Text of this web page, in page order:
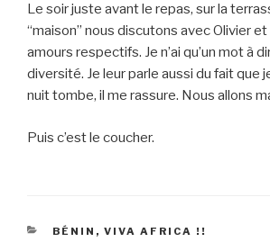
Le soir juste avant le repas, sur la
“maison” nous discutons avec Olivier
amours respectifs. Je n’ai qu’un mot à
diversité. Je leur parle aussi du fait que
nuit tombe, il me rassure. Nous allons
Puis c’est le coucher.
CATEGORIES
BÉNIN, VIVA AFRICA !!